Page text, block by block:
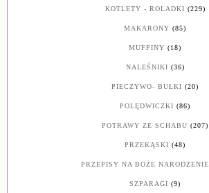
KOTLETY - ROLADKI (229)
MAKARONY (85)
MUFFINY (18)
NALEŚNIKI (36)
PIECZYWO- BUŁKI (20)
POLĘDWICZKI (86)
POTRAWY ZE SCHABU (207)
PRZEKĄSKI (48)
PRZEPISY NA BOŻE NARODZENIE
SZPARAGI (9)